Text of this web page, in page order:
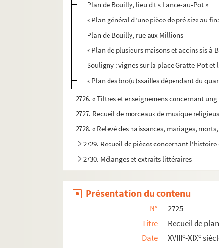
Plan de Bouilly, lieu dit « Lance-au-Pot »
« Plan général d'une pièce de pré size au
Plan de Bouilly, rue aux Millions
« Plan de plusieurs maisons et accins sis à
Souligny : vignes sur la place Gratte-Pot et
« Plan des bro(u)ssailles dépendant du
2726. « Tiltres et enseignemens concernant
2727. Recueil de morceaux de musique
2728. « Relevé des naissances, mariages,
2729. Recueil de pièces concernant
2730. Mélanges et extraits littéraires
2732. L'agneau d'Émilie, nouvelle, par
2733. Recueil de huit actes originaux,
2734. Traité de géographie historique
2735. Recueil de pièces concernant
Présentation du contenu
N°
2725
Titre
Recueil de
Date
XVIIIe-XIXe